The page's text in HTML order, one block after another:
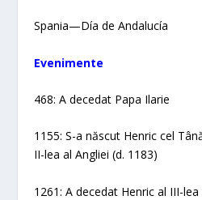
Spania—Día de Andalucía
Evenimente
468: A decedat Papa Ilarie
1155: S-a născut Henric cel
II-lea al Angliei (d. 1183)
1261: A decedat Henric al III-